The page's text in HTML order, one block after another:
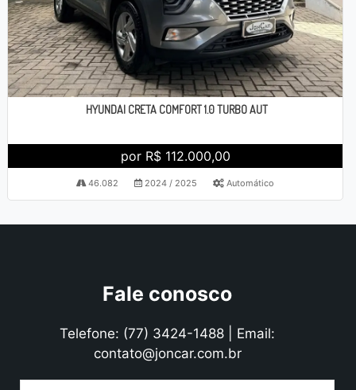
HYUNDAI CRETA COMFORT 1.0 TURBO AUT
por R$ 112.000,00
46.082 2024 / 2025 Automático
Fale conosco
Telefone: (77) 3424-1488 | Email:
contato@joncar.com.br